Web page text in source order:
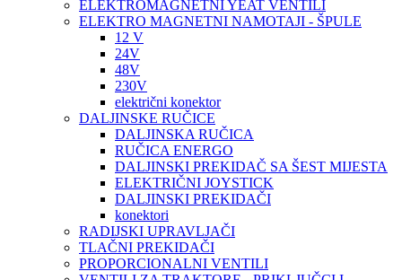
ELEKTROMAGNETNI YEAT VENTILI
ELEKTRO MAGNETNI NAMOTAJI - ŠPULE
12 V
24V
48V
230V
električni konektor
DALJINSKE RUČICE
DALJINSKA RUČICA
RUČICA ENERGO
DALJINSKI PREKIDAČ SA ŠEST MIJESTA
ELEKTRIČNI JOYSTICK
DALJINSKI PREKIDAČI
konektori
RADIJSKI UPRAVLJAČI
TLAČNI PREKIDAČI
PROPORCIONALNI VENTILI